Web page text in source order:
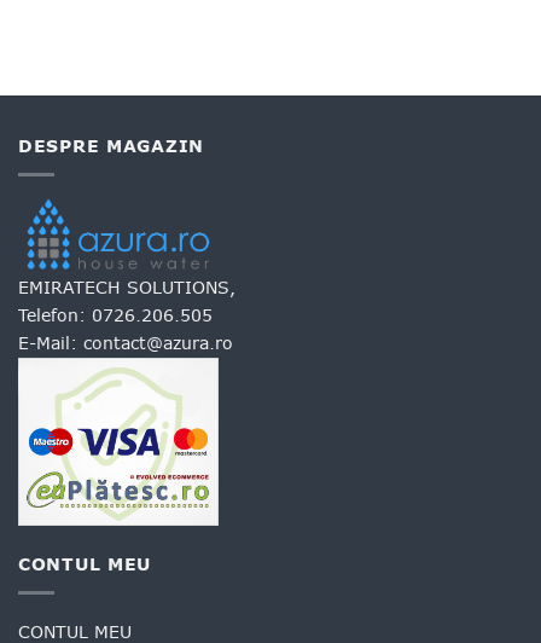
DESPRE MAGAZIN
EMIRATECH SOLUTIONS,
Telefon: 0726.206.505
E-Mail: contact@azura.ro
CONTUL MEU
CONTUL MEU